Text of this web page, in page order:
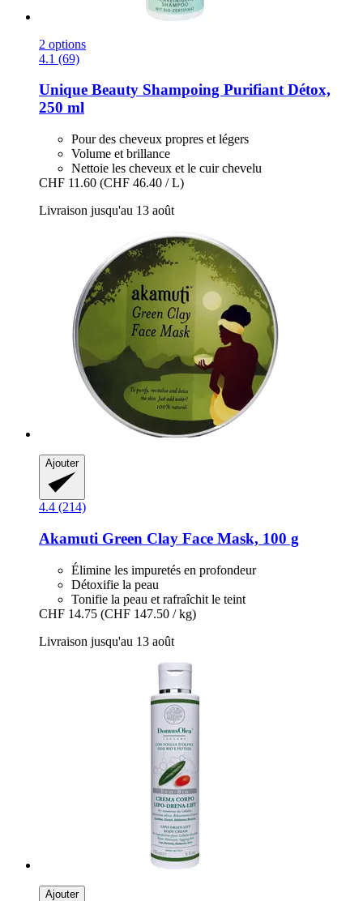
2 options
4.1 (69)
Unique Beauty Shampoing Purifiant Détox,
250 ml
Pour des cheveux propres et légers
Volume et brillance
Nettoie les cheveux et le cuir chevelu
CHF 11.60 (CHF 46.40 / L)
Livraison jusqu'au 13 août
Ajouter
4.4 (214)
Akamuti Green Clay Face Mask, 100 g
Élimine les impuretés en profondeur
Détoxifie la peau
Tonifie la peau et rafraîchit le teint
CHF 14.75 (CHF 147.50 / kg)
Livraison jusqu'au 13 août
Ajouter